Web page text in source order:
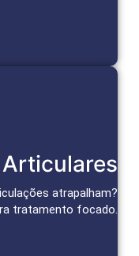
atrapalham?
tratamento focado.
da dor e recuperação